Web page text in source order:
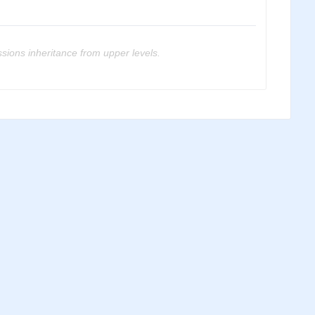
inheritance from upper levels.